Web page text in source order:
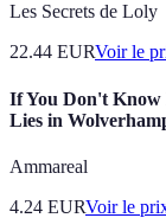
Les Secrets de Loly
22.44 EURVoir le
If You Don't Know
Lies in
Ammareal
4.24 EURVoir le